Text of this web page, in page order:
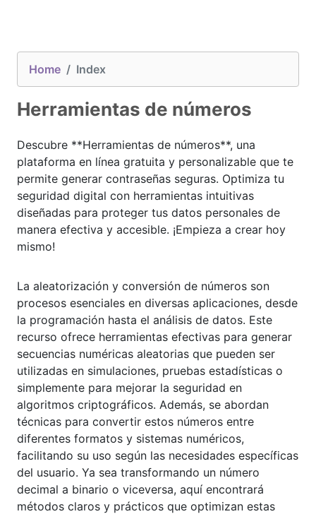
Home Index
Herramientas de números
Descubre **Herramientas de números**, una
plataforma en línea gratuita y personalizable que te
permite generar contraseñas seguras. Optimiza tu
seguridad digital con herramientas intuitivas
diseñadas para proteger tus datos personales de
manera efectiva y accesible. ¡Empieza a crear hoy
mismo!
La aleatorización y conversión de números son
procesos esenciales en diversas aplicaciones, desde
la programación hasta el análisis de datos. Este
recurso ofrece herramientas efectivas para generar
secuencias numéricas aleatorias que pueden ser
utilizadas en simulaciones, pruebas estadísticas o
simplemente para mejorar la seguridad en
algoritmos criptográficos. Además, se abordan
técnicas para convertir estos números entre
diferentes formatos y sistemas numéricos,
facilitando su uso según las necesidades específicas
del usuario. Ya sea transformando un número
decimal a binario o viceversa, aquí encontrará
métodos claros y prácticos que optimizan estas